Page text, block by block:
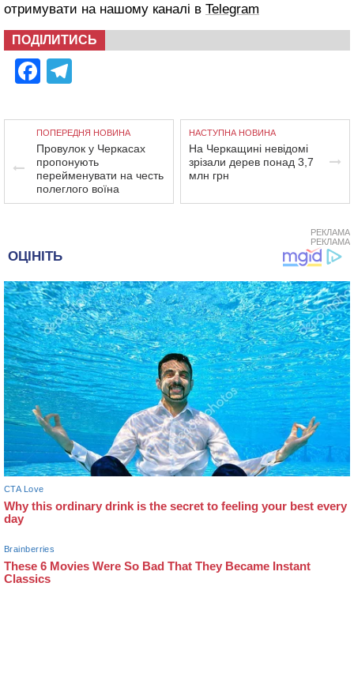
отримувати на нашому каналі в Telegram
ПОДІЛИТИСЬ
Facebook
ПОПЕРЕДНЯ НОВИНА
Провулок у Черкасах
пропонують
перейменувати на честь
полеглого воїна
НАСТУПНА НОВИНА
На Черкащині невідомі
зрізали дерев понад 3,7
млн грн
РЕКЛАМА
РЕКЛАМА